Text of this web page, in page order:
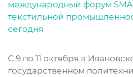
С 9 по 11 октября в
государственном